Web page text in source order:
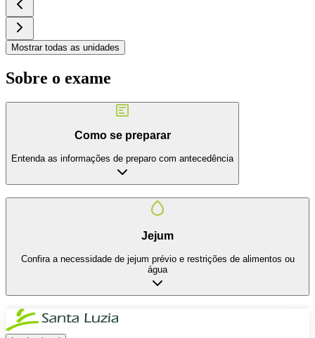
Mostrar todas as unidades
Sobre o exame
Como se preparar
Entenda as informações de preparo com antecedência
Jejum
Confira a necessidade de jejum prévio e restrições de alimentos ou
água